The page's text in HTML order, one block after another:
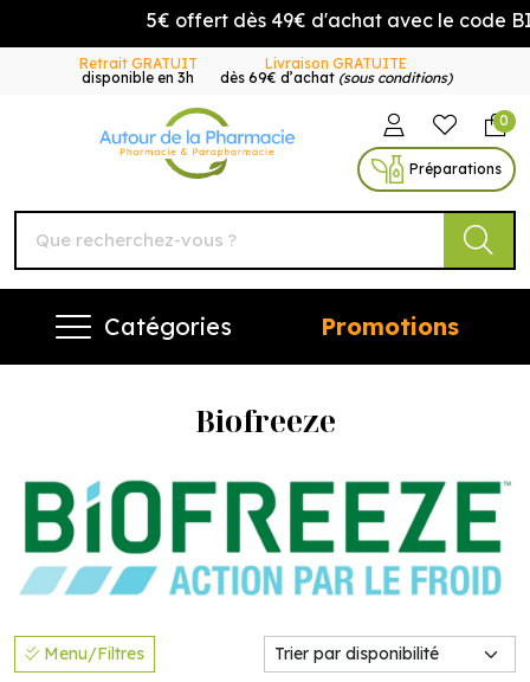
5€ offert dès 49€ d'achat avec le code
Retrait GRATUIT
disponible en 3h
Livraison GRATUITE
dès 69€ d’achat (sous conditions)
Autour de la Pharmacie
0
Préparations
Catégories Promotions
Biofreeze
Menu/Filtres